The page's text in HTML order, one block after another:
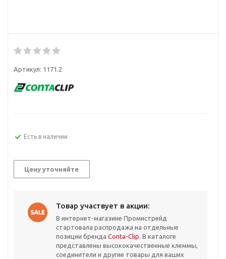
Артикул: 1171.2
Есть в наличии
Цену уточняйте
Товар участвует в акции:
В интернет-магазине Промистрейд
стартовала распродажа на отдельные
позиции бренда Conta-Clip. В каталоге
представлены высококачественные клеммы,
соединители и другие товары для ваших